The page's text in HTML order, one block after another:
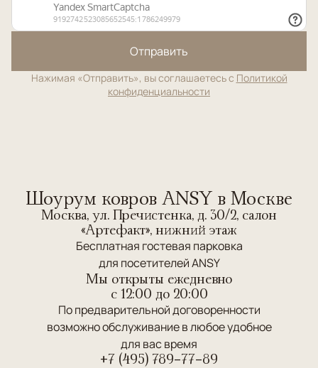
Отправить
Нажимая «Отправить», вы соглашаетесь с Политикой
конфиденциальности
Шоурум ковров ANSY в Москве
Москва, ул. Пречистенка, д. 30/2, салон
«Артефакт», нижний этаж
Бесплатная гостевая парковка
для посетителей ANSY
Мы открыты ежедневно
c 12:00 до 20:00
По предварительной договоренности
возможно обслуживание в любое удобное
для вас время
+7 (495) 789-77-89